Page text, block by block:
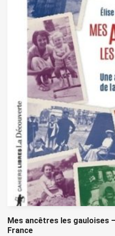
Mes ancêtres les gauloises
France